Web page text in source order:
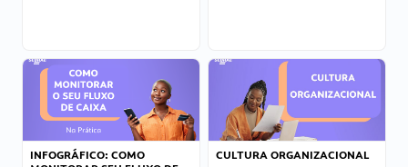
INFOGRÁFICO: COMO
CULTURA ORGANIZACIONAL